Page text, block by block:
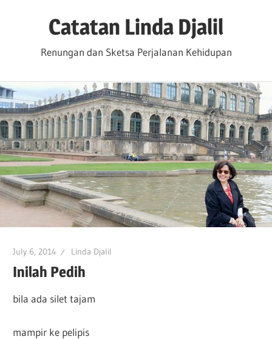
Catatan Linda Djalil
Renungan dan Sketsa Perjalanan Kehidupan
July 6, 2014 Linda Djalil
Inilah Pedih
bila ada silet tajam
mampir ke pelipis